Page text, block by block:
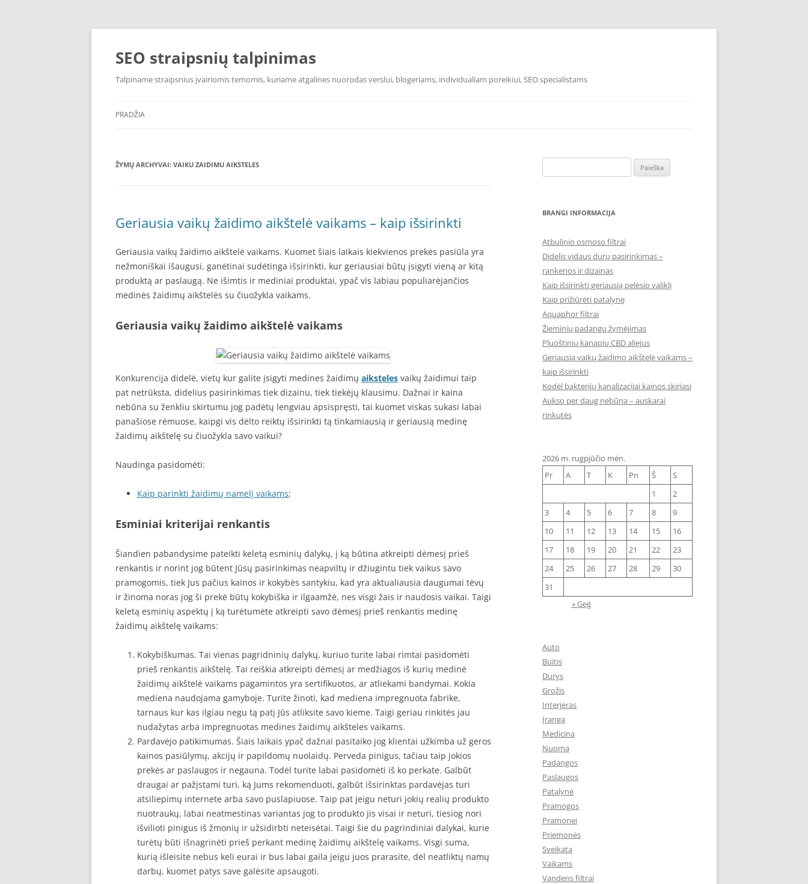
Pereiti
SEO straipsnių talpinimas
Talpiname straipsnius įvairiomis temomis, kuriame atgalines nuorodas verslui, blogeriams, individualiam poreikiui, SEO specialistams
PRADŽIA
ŽYMŲ ARCHYVAI: VAIKU ZAIDIMU AIKSTELES
Geriausia vaikų žaidimo aikštelė vaikams – kaip išsirinkti
Geriausia vaikų žaidimo aikštelė vaikams. Kuomet šiais laikais kiekvienos prekės pasiūla yra
nežmoniškai išaugusi, ganėtinai sudėtinga išsirinkti, kur geriausiai būtų įsigyti vieną ar kitą
produktą ar paslaugą. Ne išimtis ir mediniai produktai, ypač vis labiau populiarėjančios
medinės žaidimų aikštelės su čiuožykla vaikams.
Geriausia vaikų žaidimo aikštelė vaikams
Konkurencija didelė, vietų kur galite įsigyti medines žaidimų aiksteles vaikų žaidimui taip
pat netrūksta, didelius pasirinkimas tiek dizainu, tiek tiekėjų klausimu. Dažnai ir kaina
nebūna su ženkliu skirtumu jog padėtų lengviau apsispręsti, tai kuomet viskas sukasi labai
panašiose rėmuose, kaipgi vis dėlto reiktų išsirinkti tą tinkamiausią ir geriausią medinę
žaidimų aikštelę su čiuožykla savo vaikui?
Naudinga pasidomėti:
Kaip parinkti žaidimų namelį vaikams;
Esminiai kriterijai renkantis
Šiandien pabandysime pateikti keletą esminių dalykų, į ką būtina atkreipti dėmesį prieš
renkantis ir norint jog būtent Jūsų pasirinkimas neapviltų ir džiugintu tiek vaikus savo
pramogomis, tiek Jus pačius kainos ir kokybės santykiu, kad yra aktualiausia daugumai tėvų
ir žinoma noras jog ši prekė būtų kokybiška ir ilgaamžė, nes visgi žais ir naudosis vaikai. Taigi
keletą esminių aspektų į ką turėtumėte atkreipti savo dėmesį prieš renkantis medinę
žaidimų aikštelę vaikams:
Kokybiškumas. Tai vienas pagridninių dalykų, kuriuo turite labai rimtai pasidomėti
prieš renkantis aikštelę. Tai reiškia atkreipti dėmesį ar medžiagos iš kurių medinė
žaidimų aikštelė vaikams pagamintos yra sertifikuotos, ar atliekami bandymai. Kokia
mediena naudojama gamyboje. Turite žinoti, kad mediena impregnuota fabrike,
tarnaus kur kas ilgiau negu tą patį Jūs atliksite savo kieme. Taigi geriau rinkitės jau
nudažytas arba impregnuotas medines žaidimų aikšteles vaikams.
Pardavėjo patikimumas. Šiais laikais ypač dažnai pasitaiko jog klientai užkimba už geros
kainos pasiūlymų, akcijų ir papildomų nuolaidų. Perveda pinigus, tačiau taip jokios
prekės ar paslaugos ir negauna. Todėl turite labai pasidomėti iš ko perkate. Galbūt
draugai ar pažįstami turi, ką Jums rekomenduoti, galbūt išsirinktas pardavėjas turi
atsiliepimų internete arba savo puslapiuose. Taip pat jeigu neturi jokių realių produkto
nuotraukų, labai neatmestinas variantas jog to produkto jis visai ir neturi, tiesiog nori
išvilioti pinigus iš žmonių ir užsidirbti neteisėtai. Taigi šie du pagrindiniai dalykai, kurie
turėtų būti išnagrinėti prieš perkant medinę žaidimų aikštelę vaikams. Visgi suma,
kurią išleisite nebus keli eurai ir bus labai gaila jeigu juos prarasite, dėl neatliktų namų
darbų, kuomet patys save galėsite apsaugoti.
BRANGI INFORMACIJA
Atbulinio osmoso filtrai
Didelis vidaus durų pasirinkimas –
rankenos ir dizainas
Kaip išsirinkti geriausią pelėsio valiklį
Kaip prižiūrėti patalynę
Aquaphor filtrai
Žieminių padangų žymėjimas
Pluoštinių kanapių CBD aliejus
Geriausia vaikų žaidimo aikštelė vaikams –
kaip išsirinkti
Kodėl bakterijų kanalizacijai kainos skiriasi
Aukso per daug nebūna – auskarai
rinkutės
2026 m. rugpjūčio mėn.
Pr
A T K Pn Š
S
1
2
3
4 5 6 7 8
9
10
11 12 13 14 15
16
17
18 19 20 21 22
23
24
25 26 27 28 29
30
31
« Geg
Auto
Buitis
Durys
Grožis
Interjeras
Įranga
Medicina
Nuoma
Padangos
Paslaugos
Patalynė
Pramogos
Pramonei
Priemonės
Sveikata
Vaikams
Vandens filtrai